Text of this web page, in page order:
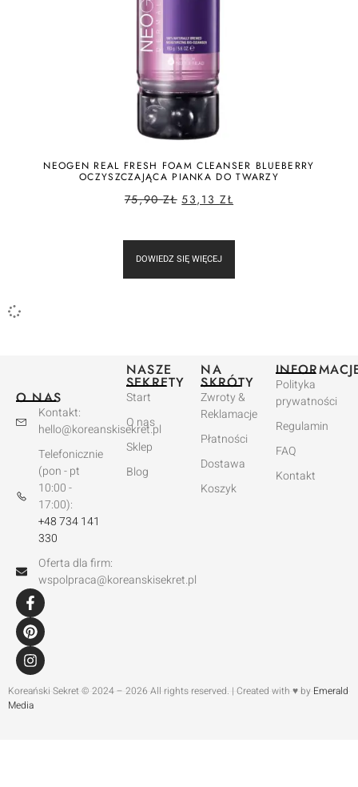
NEOGEN REAL FRESH FOAM CLEANSER BLUEBERRY
OCZYSZCZAJĄCA PIANKA DO TWARZY
75,90ZŁ 53,13 ZŁ
DOWIEDZ SIĘ WIĘCEJ
O NAS
Kontakt:
hello@koreanskisekret.pl
Telefonicznie
(pon - pt
10:00 -
17:00):
+48 734 141
330
Oferta dla firm:
wspolpraca@koreanskisekret.pl
NASZE
SEKRETY
Start
O nas
Sklep
Blog
NA
SKRÓTY
Zwroty &
Reklamacje
Płatności
Dostawa
Koszyk
Polityka
prywatności
Regulamin
FAQ
Kontakt
Koreański Sekret © 2024 – 2026 All rights reserved. | Created with ♥ by Emerald
Media